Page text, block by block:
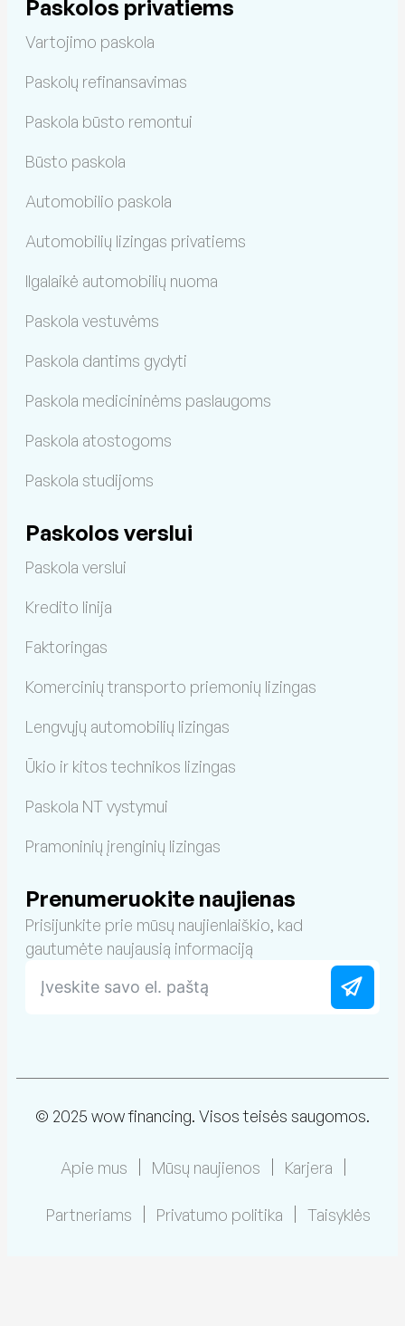
Paskolos privatiems
Vartojimo paskola
Paskolų refinansavimas
Paskola būsto remontui
Būsto paskola
Automobilio paskola
Automobilių lizingas privatiems
Ilgalaikė automobilių nuoma
Paskola vestuvėms
Paskola dantims gydyti
Paskola medicininėms paslaugoms
Paskola atostogoms
Paskola studijoms
Paskolos verslui
Paskola verslui
Kredito linija
Faktoringas
Komercinių transporto priemonių lizingas
Lengvųjų automobilių lizingas
Ūkio ir kitos technikos lizingas
Paskola NT vystymui
Pramoninių įrenginių lizingas
Prenumeruokite naujienas
Prisijunkite prie mūsų naujienlaiškio, kad
gautumėte naujausią informaciją
© 2025 wow financing. Visos teisės saugomos.
Apie mus Mūsų naujienos Karjera
Partneriams Privatumo politika Taisyklės